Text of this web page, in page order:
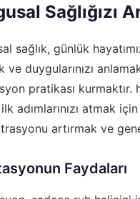
Sağlığızı
sağlık, günlük
ve duygularınızı
pratikası kurmaktır.
adımlarınızı atmak
artırmak ve
Faydaları